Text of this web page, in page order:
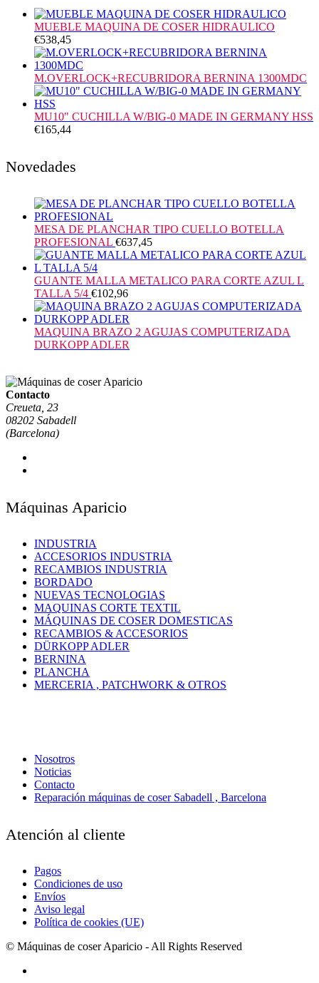
MUEBLE MAQUINA DE COSER HIDRAULICO
€538,45
M.OVERLOCK+RECUBRIDORA BERNINA 1300MDC
MU10" CUCHILLA W/BIG-0 MADE IN GERMANY HSS
€165,44
Novedades
MESA DE PLANCHAR TIPO CUELLO BOTELLA
PROFESIONAL €637,45
GUANTE MALLA METALICO PARA CORTE AZUL L
TALLA 5/4 €102,96
MAQUINA BRAZO 2 AGUJAS COMPUTERIZADA
DURKOPP ADLER
Contacto
Creueta, 23
08202 Sabadell
(Barcelona)
Máquinas Aparicio
INDUSTRIA
ACCESORIOS INDUSTRIA
RECAMBIOS INDUSTRIA
BORDADO
NUEVAS TECNOLOGIAS
MAQUINAS CORTE TEXTIL
MÁQUINAS DE COSER DOMESTICAS
RECAMBIOS & ACCESORIOS
DÜRKOPP ADLER
BERNINA
PLANCHA
MERCERIA , PATCHWORK & OTROS
Nosotros
Noticias
Contacto
Reparación máquinas de coser Sabadell , Barcelona
Atención al cliente
Pagos
Condiciones de uso
Envíos
Aviso legal
Política de cookies (UE)
© Máquinas de coser Aparicio - All Rights Reserved